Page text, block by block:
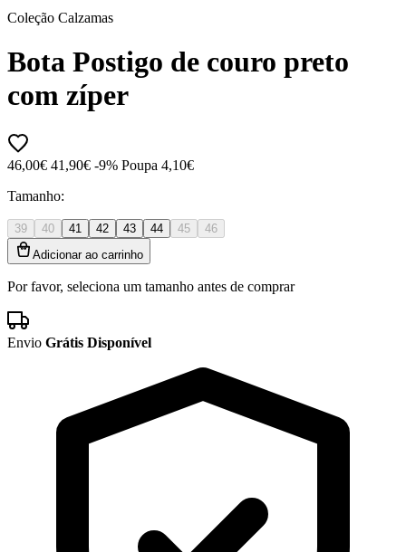
Coleção Calzamas
Bota Postigo de couro preto
com zíper
46,00€ 41,90€ -9% Poupa 4,10€
Tamanho:
39 40 41 42 43 44 45
46
Adicionar ao carrinho
Por favor, seleciona um tamanho antes de comprar
Envio Grátis Disponível